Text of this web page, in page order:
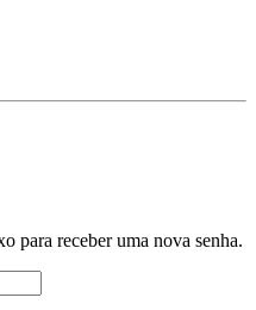
para receber uma nova senha.